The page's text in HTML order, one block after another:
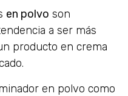
en polvo son
a ser más
producto en crema
en polvo como